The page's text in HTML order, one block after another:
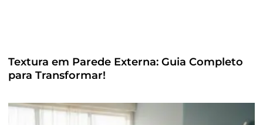
Textura em Parede Externa: Guia Completo
para Transformar!